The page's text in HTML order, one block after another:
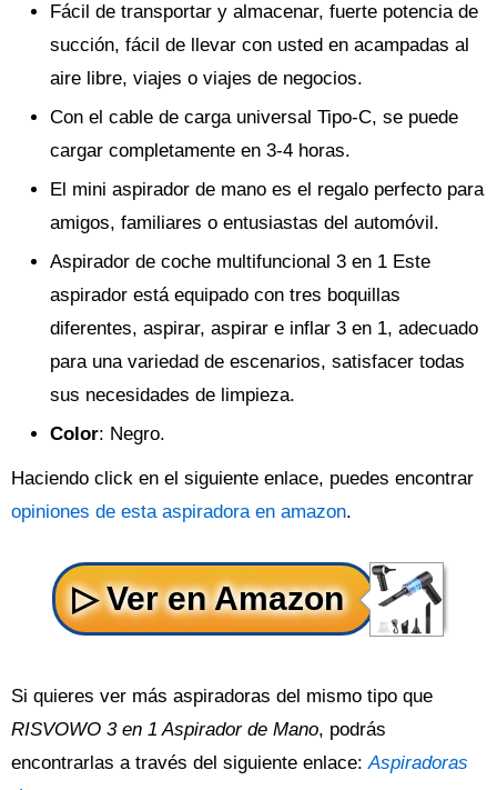
Fácil de transportar y almacenar, fuerte potencia de
succión, fácil de llevar con usted en acampadas al
aire libre, viajes o viajes de negocios.
Con el cable de carga universal Tipo-C, se puede
cargar completamente en 3-4 horas.
El mini aspirador de mano es el regalo perfecto para
amigos, familiares o entusiastas del automóvil.
Aspirador de coche multifuncional 3 en 1 Este
aspirador está equipado con tres boquillas
diferentes, aspirar, aspirar e inflar 3 en 1, adecuado
para una variedad de escenarios, satisfacer todas
sus necesidades de limpieza.
Color: Negro.
Haciendo click en el siguiente enlace, puedes encontrar
opiniones de esta aspiradora en amazon.
Si quieres ver más aspiradoras del mismo tipo que
RISVOWO 3 en 1 Aspirador de Mano, podrás
encontrarlas a través del siguiente enlace:Aspiradoras